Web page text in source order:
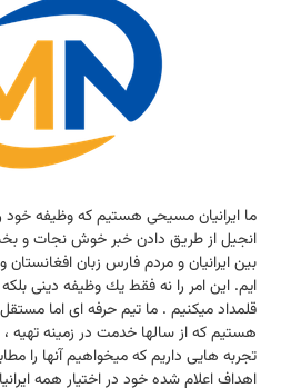
ما ایرانیان مسیحی هستیم كه وظیفه خود
انجیل از طریق دادن خبر خوش نجات و
بین ایرانیان و مردم فارس زبان افغانستان
ایم. این امر را نه فقط یك وظیفه دینی
قلمداد میكنیم . ما تیم حرفه ای اما
هستیم كه از سالها خدمت در زمینه تهیه ،
تجربه هایی داریم كه میخواهیم آنها را
اهداف اعلام شده خود در اختیار همه